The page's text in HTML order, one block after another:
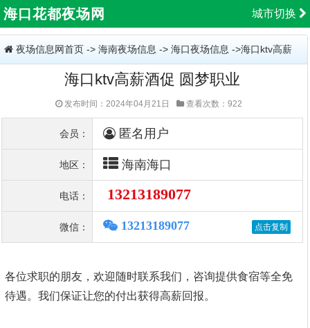
城市切换
海口花都夜场网
夜场信息网首页 -> 海南夜场信息 -> 海口夜场信息 ->海口ktv高薪
酒促 圆梦职业海口ktv高薪酒促 圆梦职业
发布时间：2024年04月21日 查看次数：922
会员： 匿名用户
地区： 海南海口
电话： 13213189077
微信： 13213189077
各位求职的朋友，欢迎随时联系我们，咨询提供食宿等全免
待遇。我们保证让您的付出获得高薪回报。